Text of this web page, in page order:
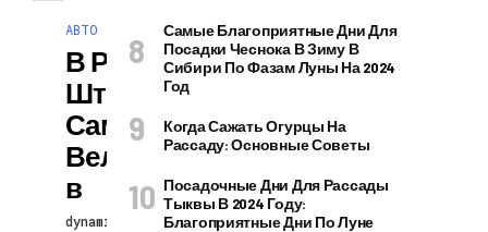
АВТО
В России Введут
Штрафы Для
Самокатчиков И
Велосипедисто
В
dynamicblog 12.06.2025
Самые Благоприятные Дни Для
Посадки Чеснока В Зиму В
Сибири По Фазам Луны На 2024
Год
Когда Сажать Огурцы На
Рассаду: Основные Советы
Посадочные Дни Для Рассады
Тыквы В 2024 Году:
Благоприятные Дни По Луне